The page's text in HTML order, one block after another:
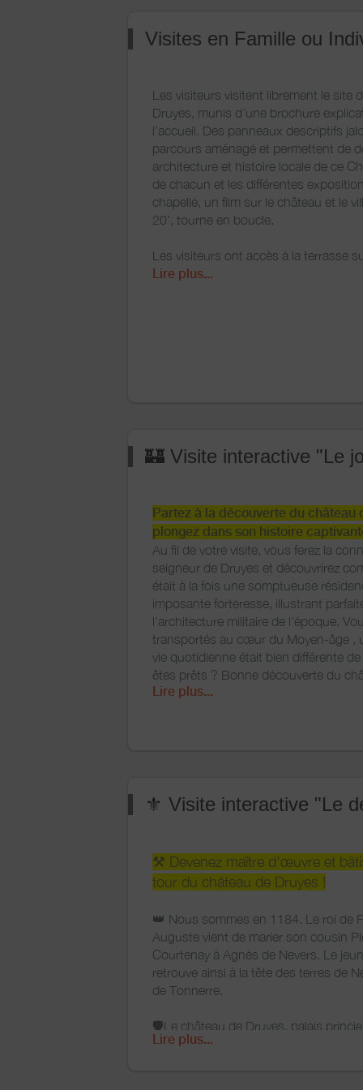
Visites en Famille ou
Les visiteurs visitent librement le site
Druyes, munis d’une brochure
l’accueil. Des panneaux descriptifs
parcours aménagé et permettent de
architecture et histoire locale de ce
de chacun et les différentes
chapelle, un film sur le château et le
20', tourne en boucle.
Les visiteurs ont accès à la terrasse
apprécier le magnifique panorama de
Frétoy…
pour accompagner les enfant de 8 à
découverte de cette forteresse
se veut pédagogique, et peut être
jeunes enfants dès qu’ils sont
adulte.
Ce parcours est accompagné chaque
concours.
Lire plus...
🏰 Visite interactive "Le
Partez à la découverte du château
plongez dans son histoire
Au fil de votre visite, vous ferez la
seigneur de Druyes et découvrirez
était à la fois une somptueuse
imposante forteresse, illustrant
l'architecture militaire de l'époque.
transportés au cœur du Moyen-âge ,
vie quotidienne était bien différente
êtes prêts ? Bonne découverte du
(Captation 360°, réalité augmentée,
Téléchargez l’application
Fontaines.
Téléchargez gratuitement le
Besoin d’aide lors de votre
de votre écran.
Bonne aventure !
Lire plus...
⚜️ Visite interactive "Le
⚒️ Devenez maître d'œuvre et
tour du château de Druyes !
👑 Nous sommes en 1184. Le roi de
Auguste vient de marier son cousin
Courtenay à Agnès de Nevers. Le
retrouve ainsi à la tête des terres de
de Tonnerre.
🛡️Le château de Druyes, palais
forteresse défensive, doit entrer dans
Lire plus...